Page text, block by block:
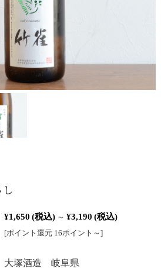
¥1,650 (税込) ～ ¥3,190 (税込)
[ポイント還元 16ポイント～]
大塚酒造 岐阜県